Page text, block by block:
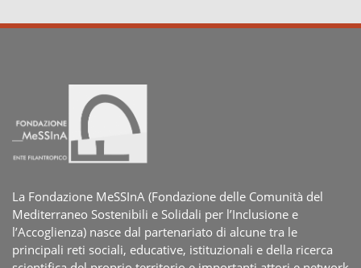
La Fondazione MeSSInA (Fondazione delle Comunità del
Mediterraneo Sostenibili e Solidali per l’Inclusione e
l’Accoglienza) nasce dal partenariato di alcune tra le
principali reti sociali, educative, istituzionali e della ricerca